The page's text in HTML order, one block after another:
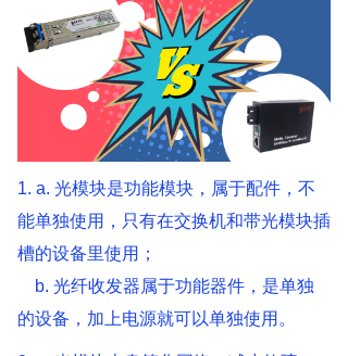
1. a. 光模块是功能模块，属于配件，不
能单独使用，只有在交换机和带光模块插
槽的设备里使用；
b. 光纤收发器属于功能器件，是单独
的设备，加上电源就可以单独使用。